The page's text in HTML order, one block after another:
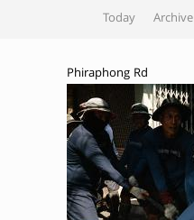
Today Archive
Phiraphong Rd